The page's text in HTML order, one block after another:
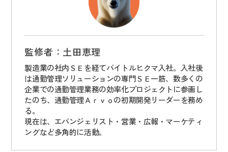
監修者：土田恵理
製造業の社内ＳＥを経てバイトルヒクマ入社。入社後
は通勤管理ソリューションの専門ＳＥ一筋、数多くの
企業での通勤管理業務の効率化プロジェクトに参画し
たのち、通勤管理Ａｒｖｏの初期開発リーダーを務め
る。
現在は、エバンジェリスト・営業・広報・マーケティ
ングなど多角的に活動。